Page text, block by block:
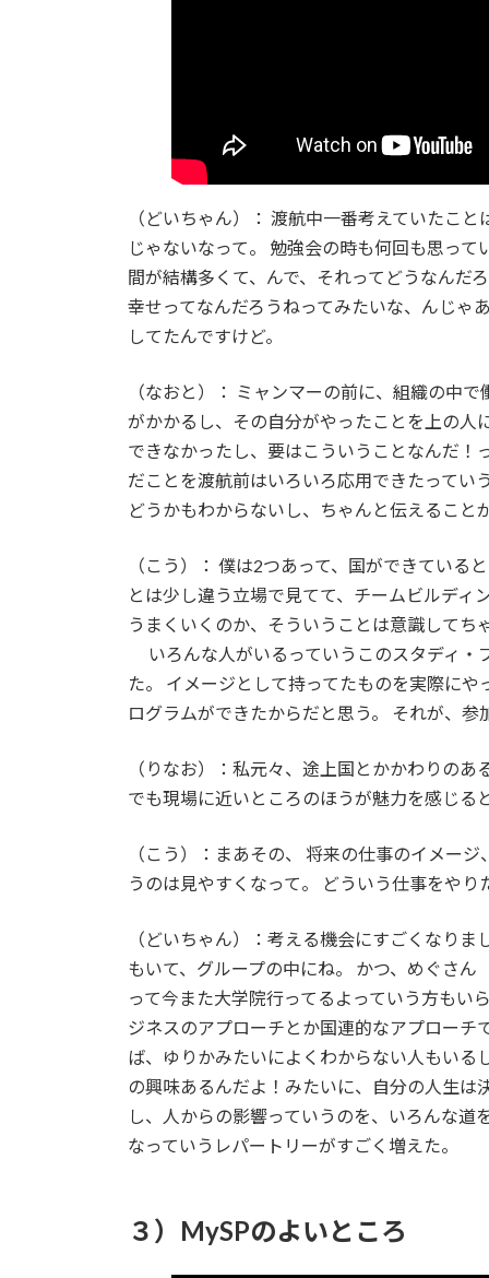
（どいちゃん）： 渡航中一番考えていたこ
じゃないなって。 勉強会の時も何回も思っ
間が結構多くて、んで、それってどうなんだ
幸せってなんだろうねってみたいな、んじゃ
してたんですけど。
（なおと）： ミャンマーの前に、組織の中
がかかるし、その自分がやったことを上の人
できなかったし、要はこういうことなんだ！
だことを渡航前はいろいろ応用できたってい
どうかもわからないし、ちゃんと伝えるこ
（こう）： 僕は2つあって、国ができてい
とは少し違う立場で見てて、チームビルデ
うまくいくのか、そういうことは意識してち
いろんな人がいるっていうこのスタディ・
た。 イメージとして持ってたものを実際に
ログラムができたからだと思う。 それが、
（りなお）：私元々、途上国とかかわりの
でも現場に近いところのほうが魅力を感じる
（こう）：まあその、 将来の仕事のイメー
うのは見やすくなって。 どういう仕事をや
（どいちゃん）：考える機会にすごくなり
もいて、グループの中にね。 かつ、めぐさ
って今また大学院行ってるよっていう方もい
ジネスのアプローチとか国連的なアプロー
ば、ゆりかみたいによくわからない人もいる
の興味あるんだよ！みたいに、自分の人生
し、人からの影響っていうのを、いろんな道
なっていうレパートリーがすごく増えた。
３）MySPのよいところ